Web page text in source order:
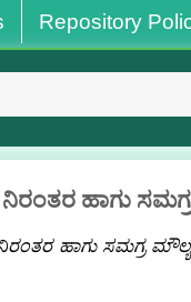
Repository
ನಿರಂತರ ಹಾಗು
ಹಾಗು ಸಮಗ್ರ